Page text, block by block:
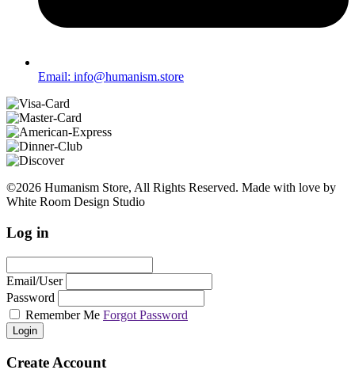
Email: info@humanism.store
©2026 Humanism Store, All Rights Reserved. Made with love by
White Room Design Studio
Log in
Email/User
Password
Remember Me Forgot Password
Login
Create Account